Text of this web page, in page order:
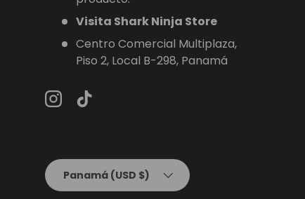
Visita Shark Ninja Store
Centro Comercial Multiplaza,
Piso 2, Local B-298, Panamá
Instagram
TikTok
País/Región
Panamá (USD $)